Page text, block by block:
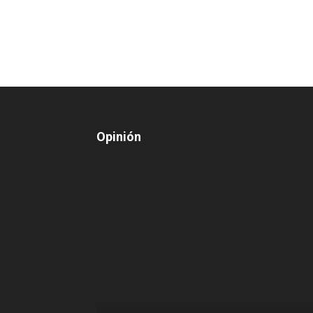
Opinión